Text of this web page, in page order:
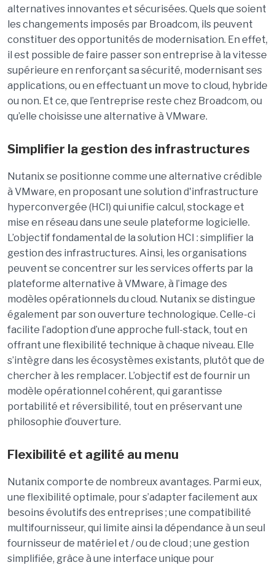
alternatives innovantes et sécurisées. Quels que soient
les changements imposés par Broadcom, ils peuvent
constituer des opportunités de modernisation. En effet,
il est possible de faire passer son entreprise à la vitesse
supérieure en renforçant sa sécurité, modernisant ses
applications, ou en effectuant un move to cloud, hybride
ou non. Et ce, que l’entreprise reste chez Broadcom, ou
qu’elle choisisse une alternative à VMware.
Simplifier la gestion des infrastructures
Nutanix se positionne comme une alternative crédible
à VMware, en proposant une solution d'infrastructure
hyperconvergée (HCI) qui unifie calcul, stockage et
mise en réseau dans une seule plateforme logicielle.
L’objectif fondamental de la solution HCI : simplifier la
gestion des infrastructures. Ainsi, les organisations
peuvent se concentrer sur les services offerts par la
plateforme alternative à VMware, à l’image des
modèles opérationnels du cloud. Nutanix se distingue
également par son ouverture technologique. Celle-ci
facilite l’adoption d’une approche full-stack, tout en
offrant une flexibilité technique à chaque niveau. Elle
s’intègre dans les écosystèmes existants, plutôt que de
chercher à les remplacer. L’objectif est de fournir un
modèle opérationnel cohérent, qui garantisse
portabilité et réversibilité, tout en préservant une
philosophie d’ouverture.
Flexibilité et agilité au menu
Nutanix comporte de nombreux avantages. Parmi eux,
une flexibilité optimale, pour s’adapter facilement aux
besoins évolutifs des entreprises ; une compatibilité
multifournisseur, qui limite ainsi la dépendance à un seul
fournisseur de matériel et / ou de cloud ; une gestion
simplifiée, grâce à une interface unique pour